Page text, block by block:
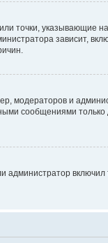
точки, указывающие
зависит,
модераторов и
сообщениями только
администратор